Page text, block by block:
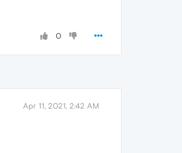
0
Apr 11, 2021, 2:42 AM